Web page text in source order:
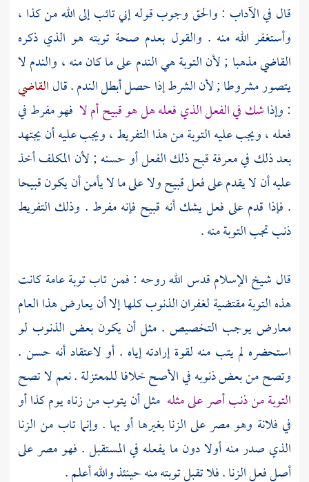
قال في الآداب : والحق وجوب قوله إني تائب إلى الله من كذا ،
وأستغفر الله منه . والقول بعدم صحة توبته هو الذي ذكره
القاضي مذهبا ; لأن التوبة هي الندم على ما كان منه ، والندم لا
يتصور مشروطا ; لأن الشرط إذا حصل أبطل الندم . قالالقاضي
: وإذاشك في الفعل الذي فعله هل هو قبيح أم لا فهو مفرط في
فعله ، ويجب عليه التوبة من هذا التفريط ، ويجب عليه أن يجتهد
بعد ذلك في معرفة قبح ذلك الفعل أو حسنه ; لأن المكلف أخذ
عليه أن لا يقدم على فعل قبيح ولا على ما لا يأمن أن يكون قبيحا
. فإذا قدم على فعل يشك أنه قبيح فإنه مفرط . وذلك التفريط
ذنب تجب التوبة منه .
قال شيخ الإسلامقدس الله روحه : فمن تاب توبة عامة كانت
هذه التوبة مقتضية لغفران الذنوب كلها إلا أن يعارض هذا العام
معارض يوجب التخصيص . مثل أن يكون بعض الذنوب لو
استحضره لم يتب منه لقوة إرادته إياه . أو لاعتقاد أنه حسن .
وتصح من بعض ذنوبه في الأصح خلافا للمعتزلة . نعم لا تصح
التوبة من ذنب أصر على مثله مثل أن يتوب من زناه يوم كذا أو
في فلانة وهو مصر على الزنا بغيرها أو بها . وإنما تاب من الزنا
الذي صدر منه أولا دون ما يفعله في المستقبل . فهو مصر على
أصل فعل الزنا . فلا تقبل توبته منه حينئذ والله أعلم .